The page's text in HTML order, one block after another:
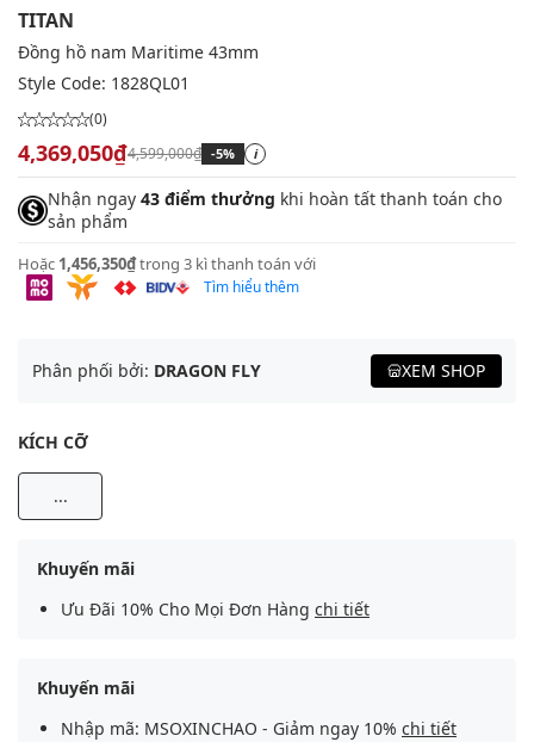
TITAN
Đồng hồ nam Maritime 43mm
Style Code: 1828QL01
(0)
4,369,050₫4,599,000₫ -5% i
Nhận ngay 43 điểm thưởng khi hoàn tất thanh toán cho
sản phẩm
Hoặc 1,456,350₫trong 3 kì thanh toán với
Tìm hiểu thêm
Phân phối bởi: DRAGON FLY XEM SHOP
KÍCH CỠ
...
Khuyến mãi
Ưu Đãi 10% Cho Mọi Đơn Hàng chi tiết
Khuyến mãi
Nhập mã: MSOXINCHAO - Giảm ngay 10% chi tiết